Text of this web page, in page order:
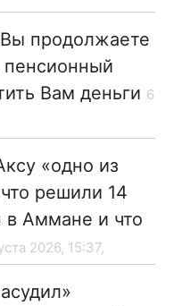
продолжаете
пенсионный
Вам деньги 6
«одно из
решили 14
в Аммане и что
2026, 15:37,